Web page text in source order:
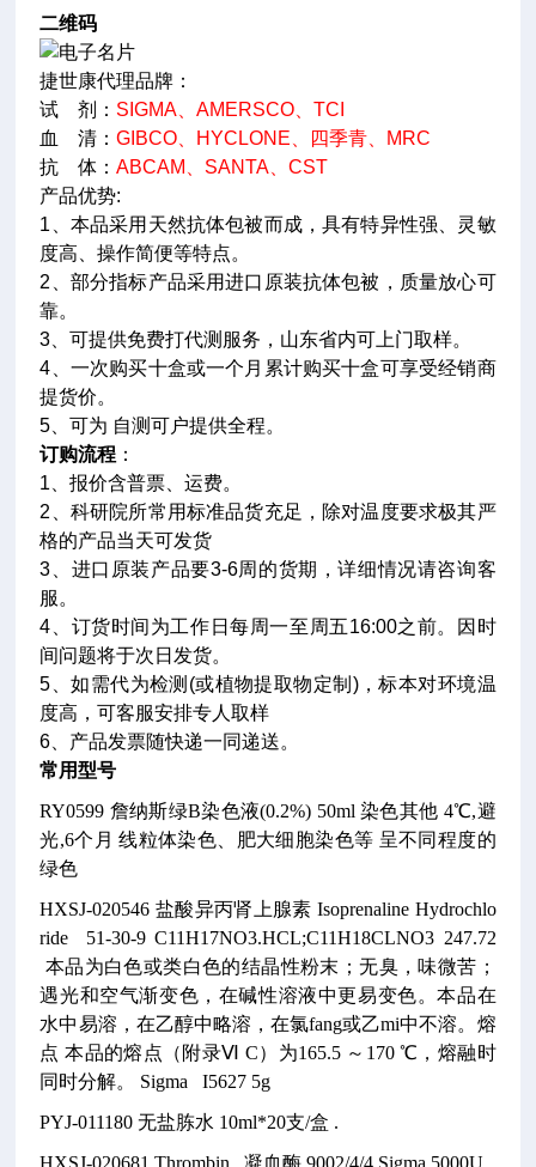
二维码
捷世康代理品牌：
试 剂： SIGMA、AMERSCO、TCI
血 清：GIBCO、HYCLONE、四季青、MRC
抗 体：ABCAM、SANTA、CST
产品优势:
1、本品采用天然抗体包被而成，具有特异性强、灵敏
度高、操作简便等特点。
2、部分指标产品采用进口原装抗体包被，质量放心可
靠。
3、可提供免费打代测服务，山东省内可上门取样。
4、一次购买十盒或一个月累计购买十盒可享受经销商
提货价。
5、可为 自测可户提供全程。
订购流程 ：
1、报价含普票、运费。
2、科研院所常用标准品货充足，除对温度要求极其严
格的产品当天可发货
3、进口原装产品要3-6周的货期，详细情况请咨询客
服。
4、订货时间为工作日每周一至周五16:00之前。因时
间问题将于次日发货。
5、如需代为检测(或植物提取物定制)，标本对环境温
度高，可客服安排专人取样
6、产品发票随快递一同递送。
常用型号
RY0599 詹纳斯绿B染色液(0.2%) 50ml 染色其他 4℃,避
光,6个月 线粒体染色、肥大细胞染色等 呈不同程度的
绿色
HXSJ-020546 盐酸异丙肾上腺素 Isoprenaline Hydrochlo
ride
51-30-9 C11H17NO3.HCL;C11H18CLNO3 247.72
本品为白色或类白色的结晶性粉末；无臭，味微苦；
遇光和空气渐变色，在碱性溶液中更易变色。本品在
水中易溶，在乙醇中略溶，在氯fang或乙mi中不溶。熔
点 本品的熔点（附录Ⅵ C）为165.5 ～170 ℃，熔融时
同时分解。
Sigma I5627 5g
PYJ-011180 无盐胨水 10ml*20支/盒 .
HXSJ-020681 Thrombin 凝血酶 9002/4/4 Sigma 5000U